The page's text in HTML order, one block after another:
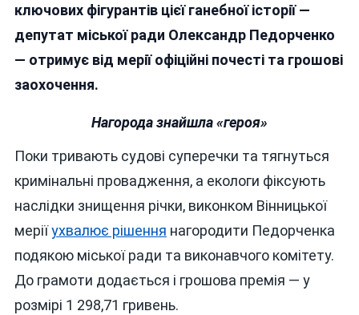
ключових фігурантів цієї ганебної історії —
депутат міської ради Олександр Педорченко
— отримує від мерії офіційні почесті та грошові
заохочення.
Нагорода знайшла «героя»
Поки тривають судові суперечки та тягнуться
кримінальні провадження, а екологи фіксують
наслідки знищення річки, виконком Вінницької
меріїухвалює рішення нагородити Педорченка
подякою міської ради та виконавчого комітету.
До грамоти додається і грошова премія — у
розмірі 1 298,71 гривень.